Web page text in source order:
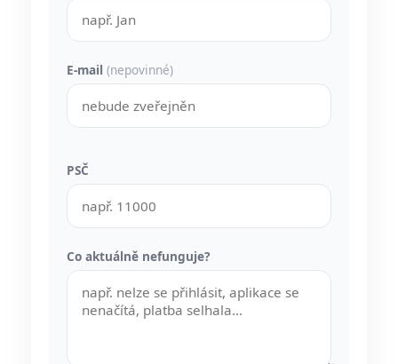
E-mail (nepovinné)
PSČ
Co aktuálně nefunguje?